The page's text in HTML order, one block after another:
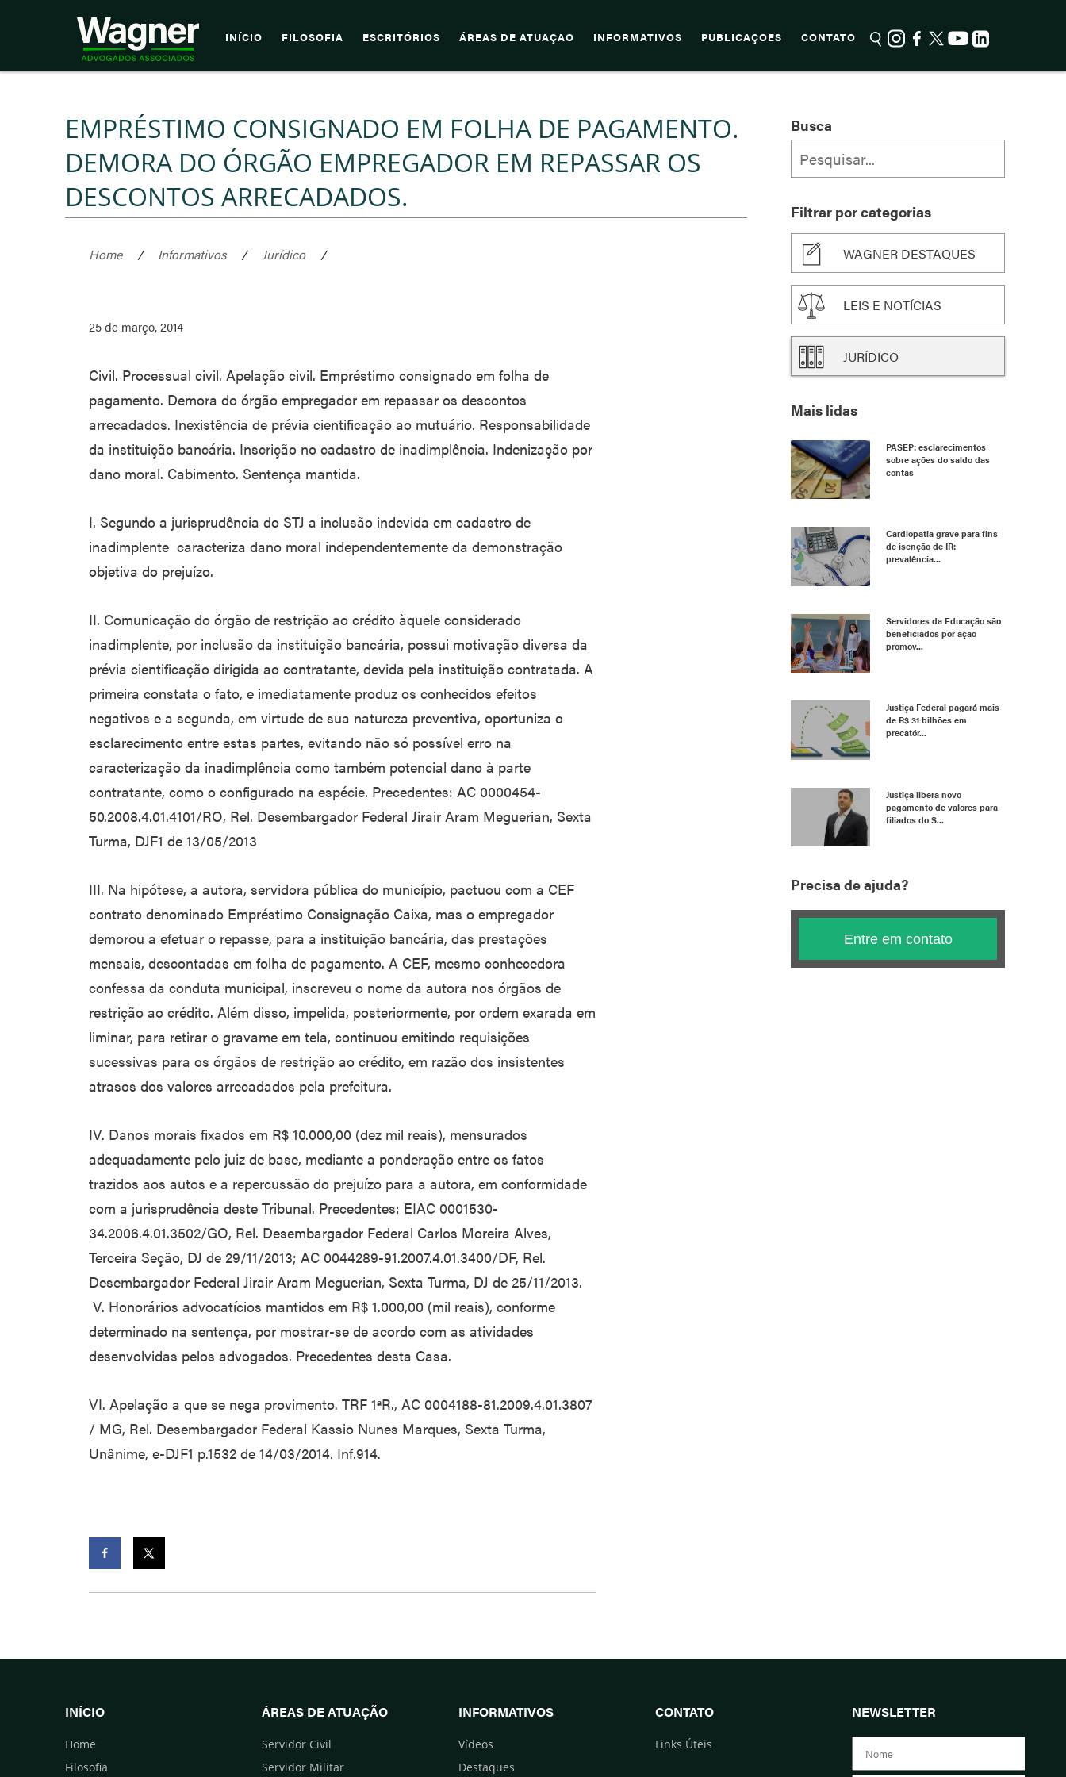
INÍCIO FILOSOFIA ESCRITÓRIOS ÁREAS DE ATUAÇÃO INFORMATIVOS PUBLICAÇÕES CONTATO
EMPRÉSTIMO CONSIGNADO EM FOLHA DE PAGAMENTO.
DEMORA DO ÓRGÃO EMPREGADOR EM REPASSAR OS
DESCONTOS ARRECADADOS.
Home / Informativos / Jurídico /
25 de março, 2014
Civil. Processual civil. Apelação civil. Empréstimo consignado em folha de
pagamento. Demora do órgão empregador em repassar os descontos
arrecadados. Inexistência de prévia cientificação ao mutuário. Responsabilidade
da instituição bancária. Inscrição no cadastro de inadimplência. Indenização por
dano moral. Cabimento. Sentença mantida.
I. Segundo a jurisprudência do STJ a inclusão indevida em cadastro de
inadimplente caracteriza dano moral independentemente da demonstração
objetiva do prejuízo.
II. Comunicação do órgão de restrição ao crédito àquele considerado
inadimplente, por inclusão da instituição bancária, possui motivação diversa da
prévia cientificação dirigida ao contratante, devida pela instituição contratada. A
primeira constata o fato, e imediatamente produz os conhecidos efeitos
negativos e a segunda, em virtude de sua natureza preventiva, oportuniza o
esclarecimento entre estas partes, evitando não só possível erro na
caracterização da inadimplência como também potencial dano à parte
contratante, como o configurado na espécie. Precedentes: AC 0000454-
50.2008.4.01.4101/RO, Rel. Desembargador Federal Jirair Aram Meguerian, Sexta
Turma, DJF1 de 13/05/2013
III. Na hipótese, a autora, servidora pública do município, pactuou com a CEF
contrato denominado Empréstimo Consignação Caixa, mas o empregador
demorou a efetuar o repasse, para a instituição bancária, das prestações
mensais, descontadas em folha de pagamento. A CEF, mesmo conhecedora
confessa da conduta municipal, inscreveu o nome da autora nos órgãos de
restrição ao crédito. Além disso, impelida, posteriormente, por ordem exarada em
liminar, para retirar o gravame em tela, continuou emitindo requisições
sucessivas para os órgãos de restrição ao crédito, em razão dos insistentes
atrasos dos valores arrecadados pela prefeitura.
IV. Danos morais fixados em R$ 10.000,00 (dez mil reais), mensurados
adequadamente pelo juiz de base, mediante a ponderação entre os fatos
trazidos aos autos e a repercussão do prejuízo para a autora, em conformidade
com a jurisprudência deste Tribunal. Precedentes: EIAC 0001530-
34.2006.4.01.3502/GO, Rel. Desembargador Federal Carlos Moreira Alves,
Terceira Seção, DJ de 29/11/2013; AC 0044289-91.2007.4.01.3400/DF, Rel.
Desembargador Federal Jirair Aram Meguerian, Sexta Turma, DJ de 25/11/2013.
V. Honorários advocatícios mantidos em R$ 1.000,00 (mil reais), conforme
determinado na sentença, por mostrar-se de acordo com as atividades
desenvolvidas pelos advogados. Precedentes desta Casa.
VI. Apelação a que se nega provimento. TRF 1ªR., AC 0004188-81.2009.4.01.3807
/ MG, Rel. Desembargador Federal Kassio Nunes Marques, Sexta Turma,
Unânime, e-DJF1 p.1532 de 14/03/2014. Inf.914.
Busca
Filtrar por categorias
WAGNER DESTAQUES
LEIS E NOTÍCIAS
JURÍDICO
Mais lidas
PASEP: esclarecimentos
sobre ações do saldo das
contas
Cardiopatia grave para fins
de isenção de IR:
prevalência...
Servidores da Educação são
beneficiados por ação
promov...
Justiça Federal pagará mais
de R$ 31 bilhões em
precatór...
Justiça libera novo
pagamento de valores para
filiados do S...
Precisa de ajuda?
Entre em contato
INÍCIO
Home
Filosofia
ÁREAS DE ATUAÇÃO
Servidor Civil
Servidor Militar
INFORMATIVOS
Vídeos
Destaques
CONTATO
Links Úteis
NEWSLETTER